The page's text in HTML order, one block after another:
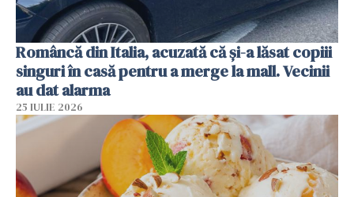
Româncă din Italia, acuzată că și-a lăsat copiii
singuri în casă pentru a merge la mall. Vecinii
au dat alarma
25 IULIE 2026